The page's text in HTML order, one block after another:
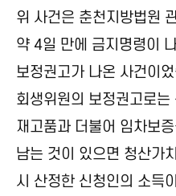
위 사건은 춘천지방법원
약 4일 만에 금지명령이
보정권고가 나온 사건이
회생위원의 보정권고로
재고품과 더불어 임차보
남는 것이 있으면 청산가
시 산정한 신청인의 소득